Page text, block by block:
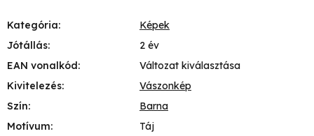
Kategória:
Képek
Jótállás:
2 év
EAN vonalkód:
Változat kiválasztása
Kivitelezés:
Vászonkép
Szín:
Barna
Motívum:
Táj